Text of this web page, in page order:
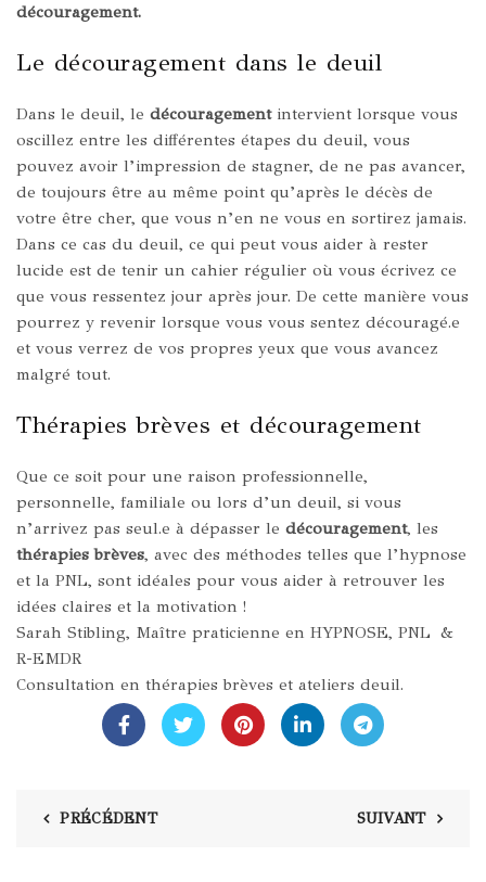
découragement.
Le découragement dans le deuil
Dans le deuil, le découragementintervient lorsque vous
oscillez entre les différentes étapes du deuil, vous
pouvez avoir l’impression de stagner, de ne pas avancer,
de toujours être au même point qu’après le décès de
votre être cher, que vous n’en ne vous en sortirez jamais.
Dans ce cas du deuil, ce qui peut vous aider à rester
lucide est de tenir un cahier régulier où vous écrivez ce
que vous ressentez jour après jour. De cette manière vous
pourrez y revenir lorsque vous vous sentez découragé.e
et vous verrez de vos propres yeux que vous avancez
malgré tout.
Thérapies brèves et découragement
Que ce soit pour une raison professionnelle,
personnelle, familiale ou lors d’un deuil, si vous
n’arrivez pas seul.e à dépasser le découragement, les
thérapies brèves, avec des méthodes telles que l’hypnose
et la PNL, sont idéales pour vous aider à retrouver les
idées claires et la motivation !
Sarah Stibling, Maître praticienne en HYPNOSE, PNL &
R-EMDR
Consultation en thérapies brèves et ateliers deuil.
PRÉCÉDENT SUIVANT